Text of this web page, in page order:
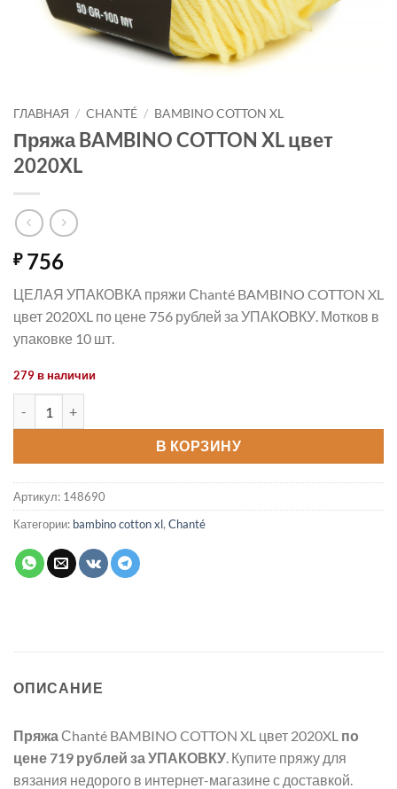
ГЛАВНАЯ / CHANTÉ / BAMBINO COTTON XL
Пряжа BAMBINO COTTON XL цвет
2020XL
₽756
ЦЕЛАЯ УПАКОВКА пряжи Сhanté BAMBINO COTTON XL
цвет 2020XL по цене 756 рублей за УПАКОВКУ. Мотков в
упаковке 10 шт.
279 в наличии
В КОРЗИНУ
Артикул: 148690
Категории: bambino cotton xl, Chanté
ОПИСАНИЕ
Пряжа Сhanté BAMBINO COTTON XL цвет 2020XL по
цене 719 рублей за УПАКОВКУ. Купите пряжу для
вязания недорого в интернет-магазине с доставкой.